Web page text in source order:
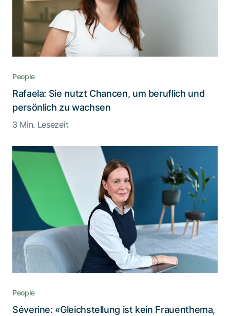
People
Rafaela: Sie nutzt Chancen, um beruflich und
persönlich zu wachsen
3 Min. Lesezeit
People
Séverine: «Gleichstellung ist kein Frauenthema,